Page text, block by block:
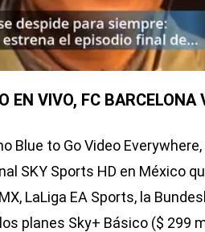
EN VIVO, FC BARCELONA
Blue to Go Video Everywhere,
SKY Sports HD en México
LaLiga EA Sports, la
planes Sky+ Básico ($ 299